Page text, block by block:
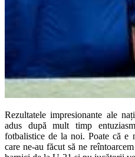
Rezultatele impresionante ale
adus după mult timp
fotbalistice de la noi. Poate că e
care ne-au făcut să ne